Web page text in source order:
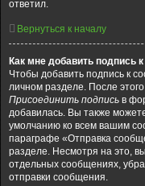
ответил.
Вернуться к началу
Как мне добавить подпись
Чтобы добавить подпись к
личном разделе. После
Присоединить подпись в
добавилась. Вы также
умолчанию ко всем вашим
параграфе «Отправка
разделе. Несмотря на это,
отдельных сообщениях,
отправки сообщения.